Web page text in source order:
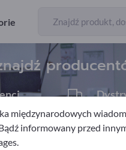
10
279
międzynarodowych
informowany przed